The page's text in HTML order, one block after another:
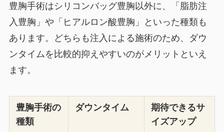
豊胸手術はシリコンバッグ豊胸以外に、「脂肪注
入豊胸」や「ヒアルロン酸豊胸」といった種類も
あります。どちらも注入による施術のため、ダウ
ンタイムを比較的抑えやすいのがメリットといえ
ます。
豊胸手術の
種類
ダウンタイム
期待できるサ
イズアップ